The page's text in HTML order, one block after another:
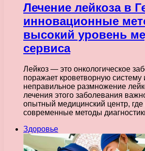
Лечение лейкоза в
инновационные
высокий уровень
сервиса
Лейкоз — это онкологическое
поражает кроветворную систему
неправильное размножение
лечения этого заболевания
опытный медицинский центр, где
современные методы
Здоровье